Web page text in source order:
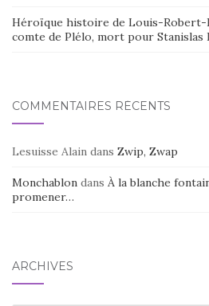
Héroïque histoire de Louis-Robert-
comte de Plélo, mort pour Stanislas
COMMENTAIRES RÉCENTS
Lesuisse Alain dans Zwip, Zwap
Monchablon dans À la blanche
promener…
ARCHIVES